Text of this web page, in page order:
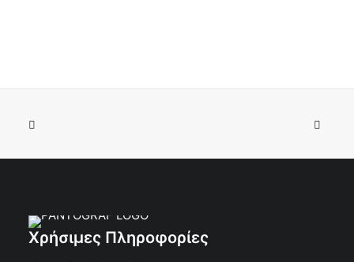
Χρήσιμες Πληροφορίες